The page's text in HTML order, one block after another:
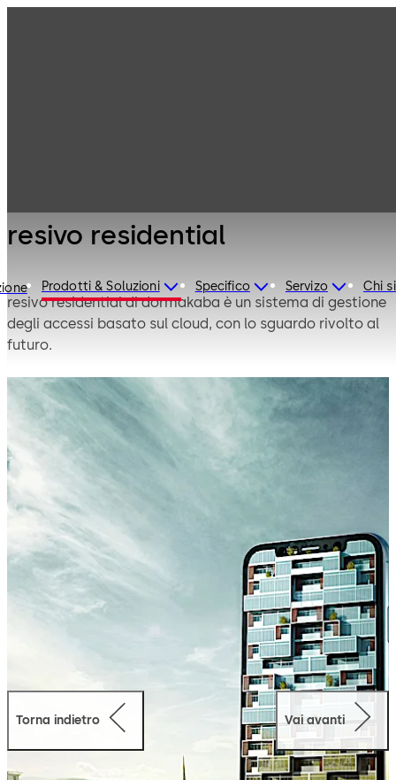
Prodotti & Soluzioni Specifico Servizo Chi
resivo residential
resivo residential di dormakaba è un sistema di gestione
degli accessi basato sul cloud, con lo sguardo rivolto al
futuro.
È in grado di offrire agli amministratori, ai proprietari di
casa e agli inquilini notevoli vantaggi rispetto ai cilindri
di sicurezza e ai piani di chiusura tradizionali.
Torna indietro Vai avanti